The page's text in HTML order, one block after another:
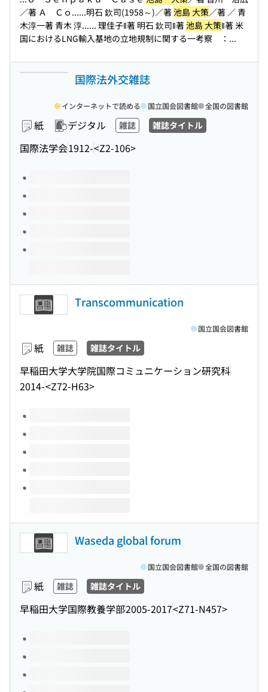
／著 Ａ Ｃｏ......明石 欽司(1958～)／著池島 大策／著 ／ 青
木淳一著 青木 淳...... 理佳子‖著 明石 欽司‖著池島 大策‖著 米
国におけるLNG輸入基地の立地規制に関する一考察 ：...
国際法外交雑誌
紙 デジタル 雑誌 雑誌タイトル
国際法学会1912-<Z2-106>
インターネットで読める 国立国会図書館 全国の図書館
このタイトルの巻号
Transcommunication
紙 雑誌 雑誌タイトル
早稲田大学大学院国際コミュニケーション研究科
2014-<Z72-H63>
国立国会図書館
このタイトルの巻号
Waseda global forum
紙 雑誌 雑誌タイトル
早稲田大学国際教養学部2005-2017<Z71-N457>
国立国会図書館 全国の図書館
このタイトルの巻号